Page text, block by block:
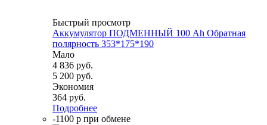
Быстрый просмотр
Аккумулятор ПОДМЕННЫЙ 100 Ah Обратная
полярность 353*175*190
Мало
4 836 руб.
5 200 руб.
Экономия
364 руб.
Подробнее
-1100 р при обмене